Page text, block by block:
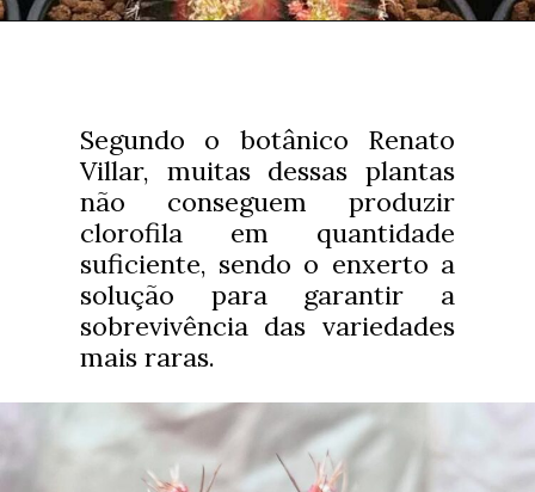
Segundo o botânico Renato
Villar, muitas dessas plantas
não conseguem produzir
clorofila em quantidade
suficiente, sendo o enxerto a
solução para garantir a
sobrevivência das variedades
mais raras.